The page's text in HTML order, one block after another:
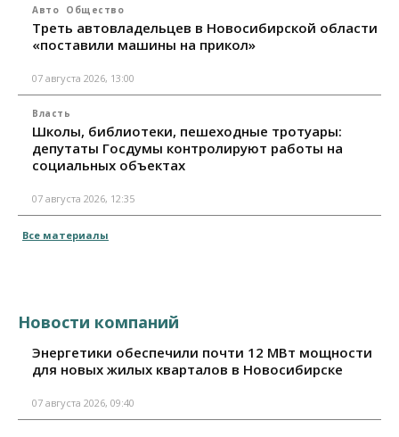
Авто Общество
Треть автовладельцев в Новосибирской области
«поставили машины на прикол»
07 августа 2026, 13:00
Власть
Школы, библиотеки, пешеходные тротуары:
депутаты Госдумы контролируют работы на
социальных объектах
07 августа 2026, 12:35
Все материалы
Новости компаний
Энергетики обеспечили почти 12 МВт мощности
для новых жилых кварталов в Новосибирске
07 августа 2026, 09:40